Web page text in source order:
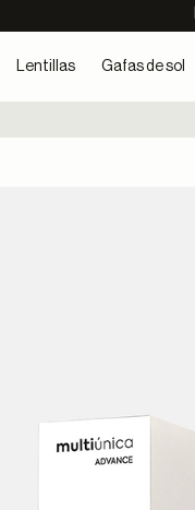
Lentillas Gafas de sol